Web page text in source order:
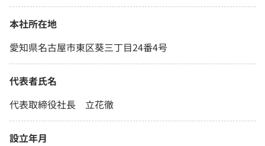
本社所在地
愛知県名古屋市東区葵三丁目24番4号
代表者氏名
代表取締役社長 立花徹
設立年月